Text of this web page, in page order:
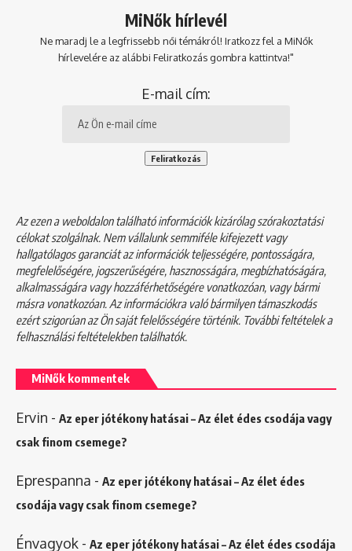
MiNők hírlevél
Ne maradj le a legfrissebb női témákról! Iratkozz fel a MiNők
hírlevelére az alábbi Feliratkozás gombra kattintva!"
E-mail cím:
Az ezen a weboldalon található információk kizárólag szórakoztatási
célokat szolgálnak. Nem vállalunk semmiféle kifejezett vagy
hallgatólagos garanciát az információk teljességére, pontosságára,
megfelelőségére, jogszerűségére, hasznosságára, megbízhatóságára,
alkalmasságára vagy hozzáférhetőségére vonatkozóan, vagy bármi
másra vonatkozóan. Az információkra való bármilyen támaszkodás
ezért szigorúan az Ön saját felelősségére történik. További feltételek a
felhasználási feltételekbentalálhatók.
MiNők kommentek
Ervin - Az eper jótékony hatásai – Az élet édes csodája vagy
csak finom csemege?
Eprespanna - Az eper jótékony hatásai – Az élet édes
csodája vagy csak finom csemege?
Énvagyok - Az eper jótékony hatásai – Az élet édes csodája